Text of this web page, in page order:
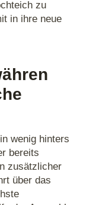
zu
in ihre neue
wenig hinters
bereits
zusätzlicher
über das